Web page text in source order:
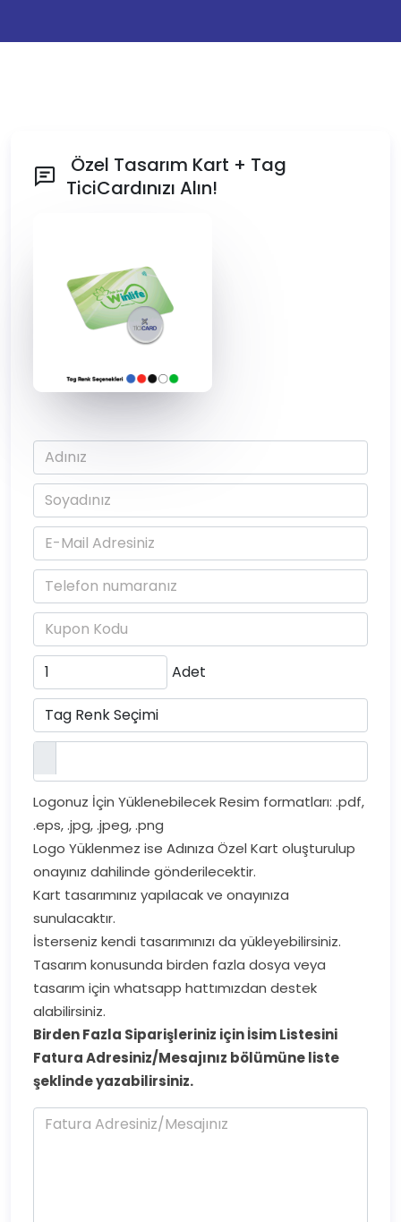
Özel Tasarım Kart + Tag
TiciCardınızı Alın!
Adet
Logonuz İçin Yüklenebilecek Resim formatları: .pdf,
.eps, .jpg, .jpeg, .png
Logo Yüklenmez ise Adınıza Özel Kart oluşturulup
onayınız dahilinde gönderilecektir.
Kart tasarımınız yapılacak ve onayınıza
sunulacaktır.
İsterseniz kendi tasarımınızı da yükleyebilirsiniz.
Tasarım konusunda birden fazla dosya veya
tasarım için whatsapp hattımızdan destek
alabilirsiniz.
Birden Fazla Siparişleriniz için İsim Listesini
Fatura Adresiniz/Mesajınız bölümüne liste
şeklinde yazabilirsiniz.